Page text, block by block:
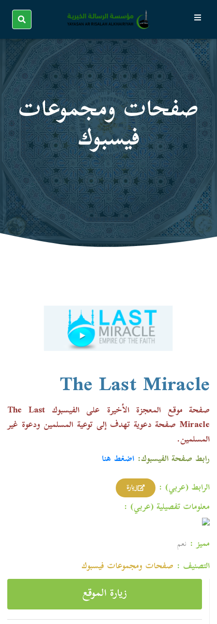
صفحات ومجموعات
فیسبوك
The Last Miracle
صفحة موقع المعجزة الأخيرة على الفيسبوك The Last
Miracle صفحة دعوية تهدف إلى توعية المسلمين ودعوة غير
المسلمين.
رابط صفحة الفيسبوك: اضغط هنا
الرابط (عربي) :
زيارة
معلومات تفصيلية (عربي) :
مميز : نعم
التصنيف : صفحات ومجموعات فیسبوك
زيارة الموقع